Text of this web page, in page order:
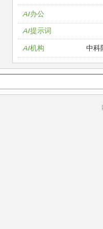
AI办公
AI提示词
AI机构
中科